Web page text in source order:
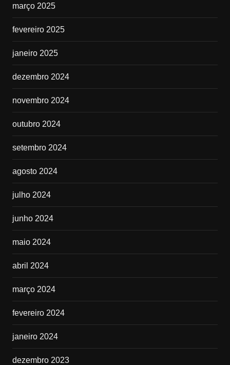
março 2025
fevereiro 2025
janeiro 2025
dezembro 2024
novembro 2024
outubro 2024
setembro 2024
agosto 2024
julho 2024
junho 2024
maio 2024
abril 2024
março 2024
fevereiro 2024
janeiro 2024
dezembro 2023